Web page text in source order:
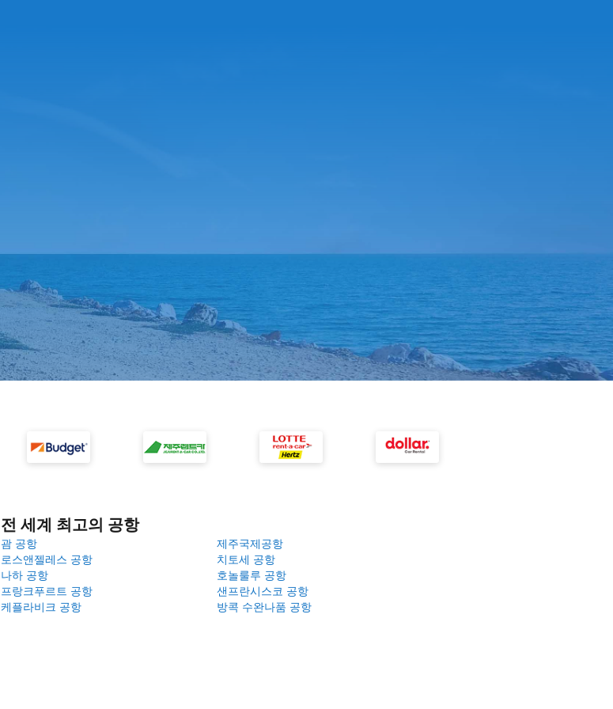
전 세계 최고의 공항
괌 공항
제주국제공항
로스앤젤레스 공항
치토세 공항
나하 공항
호놀룰루 공항
프랑크푸르트 공항
샌프란시스코 공항
케플라비크 공항
방콕 수완나품 공항